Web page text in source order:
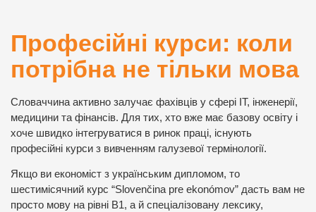
Професійні курси: коли
потрібна не тільки мова
Словаччина активно залучає фахівців у сфері IT, інженерії,
медицини та фінансів. Для тих, хто вже має базову освіту і
хоче швидко інтегруватися в ринок праці, існують
професійні курси з вивченням галузевої термінології.
Якщо ви економіст з українським дипломом, то
шестимісячний курс “Slovenčina pre ekonómov” дасть вам не
просто мову на рівні B1, а й спеціалізовану лексику,